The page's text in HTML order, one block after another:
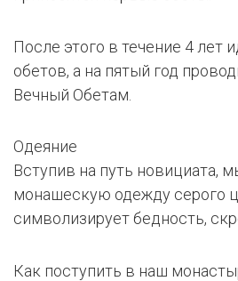
После этого в течение 4 лет
обетов, а на пятый год
Вечный Обетам.
Одеяние
Вступив на путь новициата,
монашескую одежду серого
символизирует бедность,
Как поступить в наш